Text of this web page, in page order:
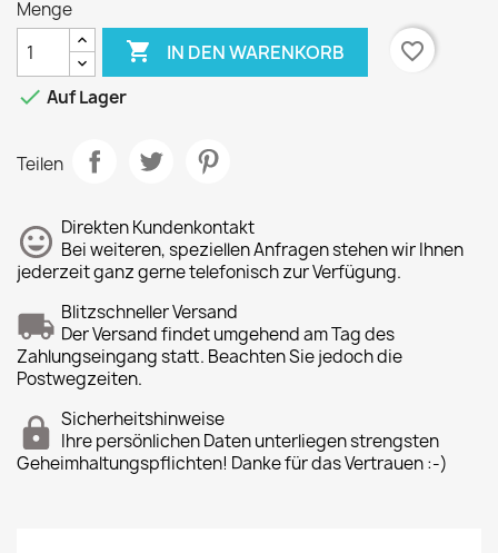
Menge
 IN DEN WARENKORB
favorite_border
 Auf Lager
Teilen
Direkten Kundenkontakt
Bei weiteren, speziellen Anfragen stehen wir Ihnen
jederzeit ganz gerne telefonisch zur Verfügung.
Blitzschneller Versand
Der Versand findet umgehend am Tag des
Zahlungseingang statt. Beachten Sie jedoch die
Postwegzeiten.
Sicherheitshinweise
Ihre persönlichen Daten unterliegen strengsten
Geheimhaltungspflichten! Danke für das Vertrauen :-)